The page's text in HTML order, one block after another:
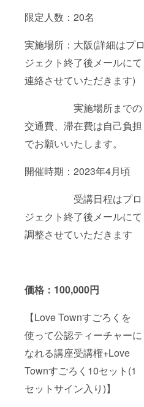
限定人数：20名
実施場所：大阪(詳細はプロ
ジェクト終了後メールにて
連絡させていただきます)
実施場所までの
交通費、滞在費は自己負担
でお願いいたします。
開催時期：2023年4月頃
受講日程はプロ
ジェクト終了後メールにて
調整させていただきます
価格：100,000円
【Love Townすごろくを
使って公認ティーチャーに
なれる講座受講権+Love
Townすごろく10セット(1
セットサイン入り)】